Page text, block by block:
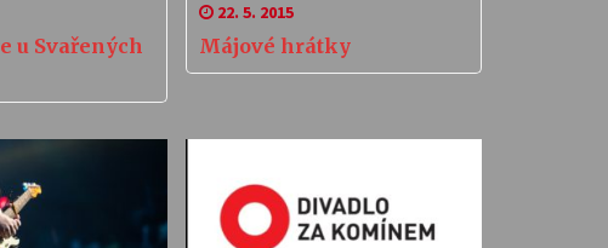
u Svařených
22. 5. 2015
Májové hrátky